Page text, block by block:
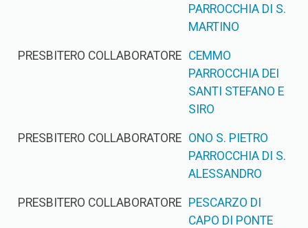
PARROCCHIA DI S.
MARTINO
PRESBITERO COLLABORATORE CEMMO
PARROCCHIA DEI
SANTI STEFANO E
SIRO
PRESBITERO COLLABORATORE ONO S. PIETRO
PARROCCHIA DI S.
ALESSANDRO
PRESBITERO COLLABORATORE PESCARZO DI
CAPO DI PONTE